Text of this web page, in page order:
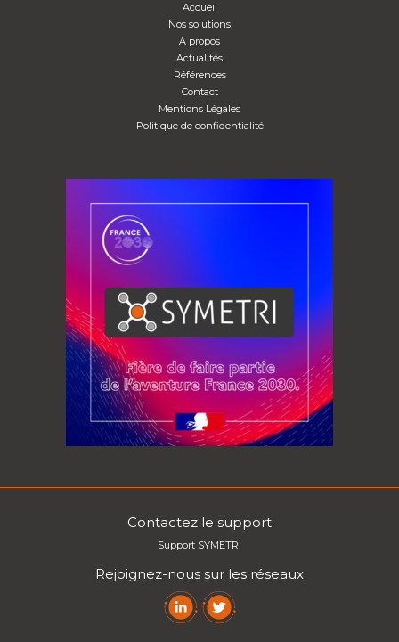
Accueil
Nos solutions
A propos
Actualités
Références
Contact
Mentions Légales
Politique de confidentialité
Contactez le support
Support SYMETRI
Rejoignez-nous sur les réseaux